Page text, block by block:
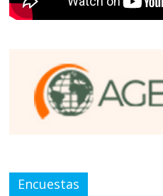
Encuestas